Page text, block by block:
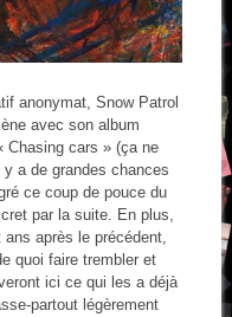
anonymat, Snow Patrol
avec son album
Chasing cars » (ça ne
a de grandes chances
ce coup de pouce du
par la suite. En plus,
après le précédent,
quoi faire trembler et
ici ce qui les a déjà
partout légèrement